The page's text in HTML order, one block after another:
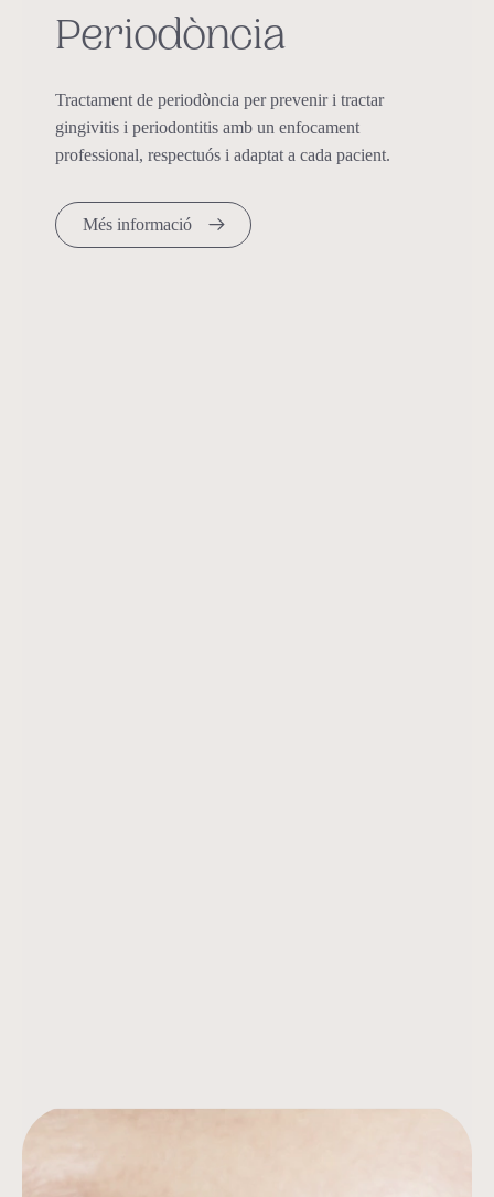
Periodòncia
Tractament de periodòncia per prevenir i tractar
gingivitis i periodontitis amb un enfocament
professional, respectuós i adaptat a cada pacient.
Més informació